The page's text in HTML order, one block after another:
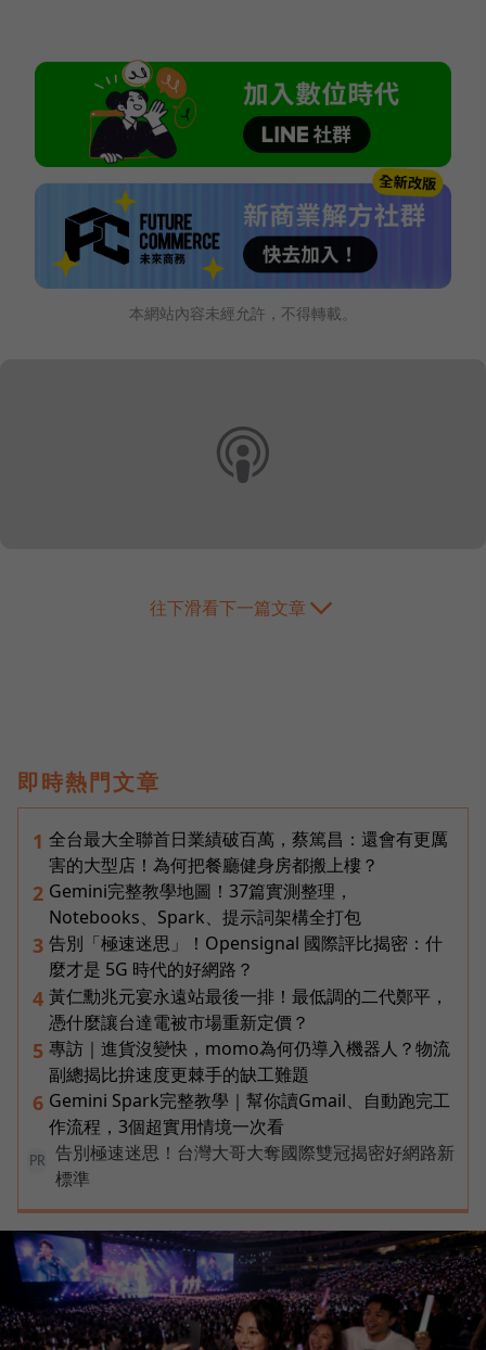
本網站內容未經允許，不得轉載。
往下滑看下一篇文章
即時熱門文章
1 全台最大全聯首日業績破百萬，蔡篤昌：還會有更厲
害的大型店！為何把餐廳健身房都搬上樓？
2 Gemini完整教學地圖！37篇實測整理，
Notebooks、Spark、提示詞架構全打包
3 告別「極速迷思」！Opensignal 國際評比揭密：什
麼才是 5G 時代的好網路？
4 黃仁勳兆元宴永遠站最後一排！最低調的二代鄭平，
憑什麼讓台達電被市場重新定價？
5 專訪｜進貨沒變快，momo為何仍導入機器人？物流
副總揭比拚速度更棘手的缺工難題
6 Gemini Spark完整教學｜幫你讀Gmail、自動跑完工
作流程，3個超實用情境一次看
PR
告別極速迷思！台灣大哥大奪國際雙冠揭密好網路新
標準